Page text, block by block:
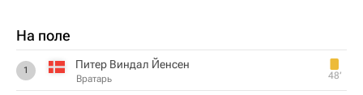
На поле
1 Питер Виндал Йенсен
Вратарь 48‎’‎